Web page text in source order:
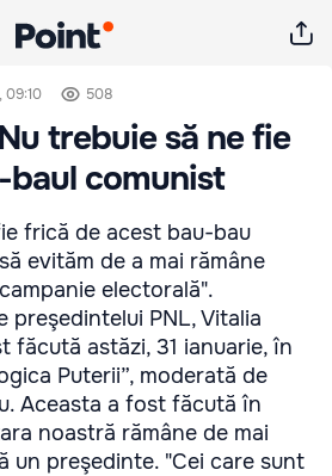
09:10 508
trebuie să ne fie
comunist
frică de acest bau-bau
evităm de a mai rămâne
electorală".
preşedintelui PNL, Vitalia
făcută astăzi, 31 ianuarie, în
Puterii”, moderată de
Aceasta a fost făcută în
noastră rămâne de mai
un preşedinte. "Cei care sunt